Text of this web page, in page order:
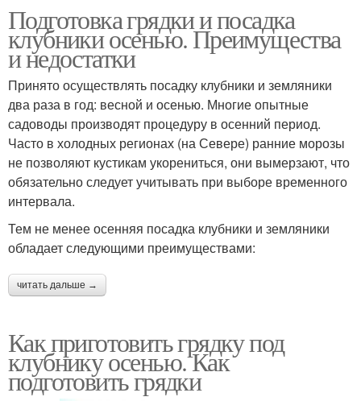
Подготовка грядки и посадка
клубники осенью. Преимущества
и недостатки
Принято осуществлять посадку клубники и земляники
два раза в год: весной и осенью. Многие опытные
садоводы производят процедуру в осенний период.
Часто в холодных регионах (на Севере) ранние морозы
не позволяют кустикам укорениться, они вымерзают, что
обязательно следует учитывать при выборе временного
интервала.
Тем не менее осенняя посадка клубники и земляники
обладает следующими преимуществами:
читать дальше →
Как приготовить грядку под
клубнику осенью. Как
подготовить грядки